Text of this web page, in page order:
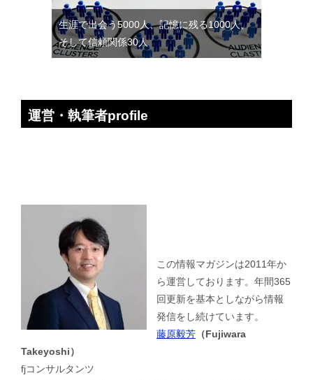
生涯で出会う5000人、記憶に残る1000人、
そして信頼関係30人
運営・執筆者profile
この情報マガジンは2011年か
ら運営しております。年間365
回更新を基本としながら情報
発信をし続けています。
藤原毅芳 （Fujiwara
Takeyoshi）
fjコンサルタンツ